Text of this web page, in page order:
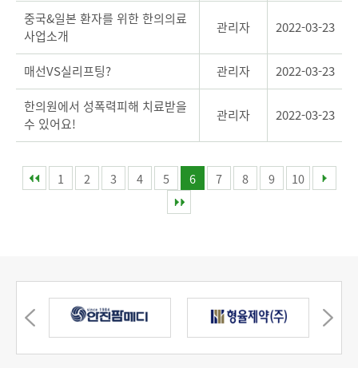
중국&일본 환자를 위한 한의의료
사업소개
관리자 2022-03-23
매선VS실리프팅? 관리자
2022-03-23
한의원에서 성폭력피해 치료받을
수 있어요!
관리자 2022-03-23
1 2 3 4 5 6 7 8 9 10